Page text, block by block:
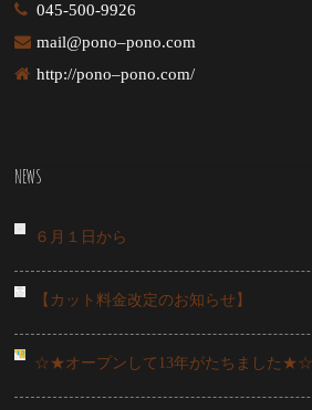
045-500-9926
mail@pono–pono.com
http://pono–pono.com/
NEWS
６月１日から
【カット料金改定のお知らせ】
☆★オープンして13年がたちました★☆